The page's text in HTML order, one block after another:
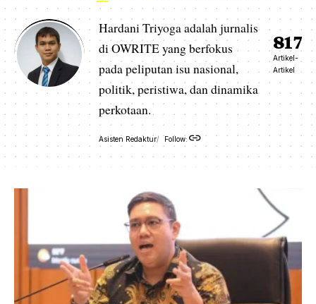
Hardani Triyoga adalah jurnalis
di OWRITE yang berfokus
pada peliputan isu nasional,
politik, peristiwa, dan dinamika
perkotaan.
Asisten Redaktur Follow:
817
Artikel-
Artikel